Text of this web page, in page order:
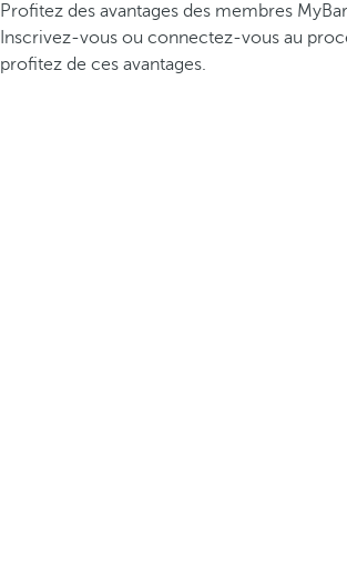
Profitez des avantages des membres
Inscrivez-vous ou connectez-vous au
profitez de ces avantages.